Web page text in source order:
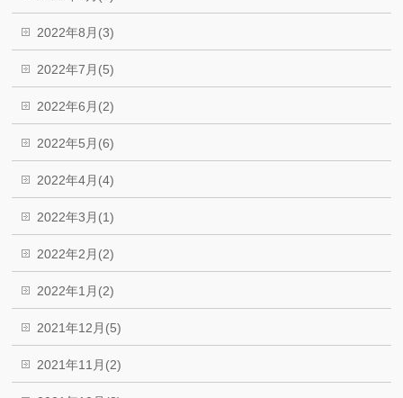
2022年8月(3)
2022年7月(5)
2022年6月(2)
2022年5月(6)
2022年4月(4)
2022年3月(1)
2022年2月(2)
2022年1月(2)
2021年12月(5)
2021年11月(2)